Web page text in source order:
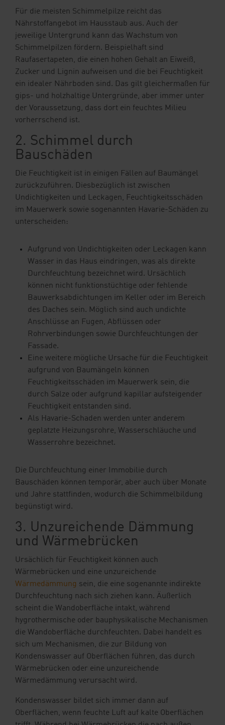
Für die meisten Schimmelpilze reicht das
Nährstoffangebot im Hausstaub aus. Auch der
jeweilige Untergrund kann das Wachstum von
Schimmelpilzen fördern. Beispielhaft sind
Raufasertapeten, die einen hohen Gehalt an Eiweiß,
Zucker und Lignin aufweisen und die bei Feuchtigkeit
ein idealer Nährboden sind. Das gilt gleichermaßen für
gips- und holzhaltige Untergründe, aber immer unter
der Voraussetzung, dass dort ein feuchtes Milieu
vorherrschend ist.
2. Schimmel durch
Bauschäden
Die Feuchtigkeit ist in einigen Fällen auf Baumängel
zurückzuführen. Diesbezüglich ist zwischen
Undichtigkeiten und Leckagen, Feuchtigkeitsschäden
im Mauerwerk sowie sogenannten Havarie-Schäden zu
unterscheiden:
Aufgrund von Undichtigkeiten oder Leckagen kann
Wasser in das Haus eindringen, was als direkte
Durchfeuchtung bezeichnet wird. Ursächlich
können nicht funktionstüchtige oder fehlende
Bauwerksabdichtungen im Keller oder im Bereich
des Daches sein. Möglich sind auch undichte
Anschlüsse an Fugen, Abflüssen oder
Rohrverbindungen sowie Durchfeuchtungen der
Fassade.
Eine weitere mögliche Ursache für die Feuchtigkeit
aufgrund von Baumängeln können
Feuchtigkeitsschäden im Mauerwerk sein, die
durch Salze oder aufgrund kapillar aufsteigender
Feuchtigkeit entstanden sind.
Als Havarie-Schaden werden unter anderem
geplatzte Heizungsrohre, Wasserschläuche und
Wasserrohre bezeichnet.
Die Durchfeuchtung einer Immobilie durch
Bauschäden können temporär, aber auch über Monate
und Jahre stattfinden, wodurch die Schimmelbildung
begünstigt wird.
3. Unzureichende Dämmung
und Wärmebrücken
Ursächlich für Feuchtigkeit können auch
Wärmebrücken und eine unzureichende
Wärmedämmung sein, die eine sogenannte indirekte
Durchfeuchtung nach sich ziehen kann. Äußerlich
scheint die Wandoberfläche intakt, während
hygrothermische oder bauphysikalische Mechanismen
die Wandoberfläche durchfeuchten. Dabei handelt es
sich um Mechanismen, die zur Bildung von
Kondenswasser auf Oberflächen führen, das durch
Wärmebrücken oder eine unzureichende
Wärmedämmung verursacht wird.
Kondenswasser bildet sich immer dann auf
Oberflächen, wenn feuchte Luft auf kalte Oberflächen